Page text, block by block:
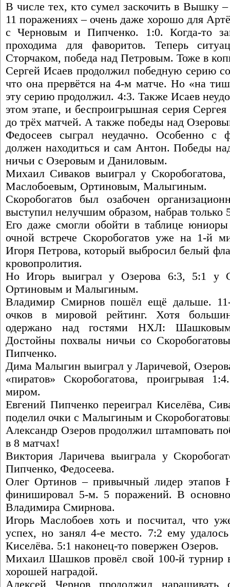
В числе тех, кто сумел заскочить в Вышку
11 поражениях – очень даже хорошо для
с Черновым и Пипченко. 1:0. Когда-то
проходима для фаворитов. Теперь
Сторчаком, победа над Петровым. Тоже в
Сергей Исаев продолжил победную серию
что она прервётся на 4-м матче. Но «на
эту серию продолжил. 4:3. Также Исаев
этом этапе, и беспроигрышная серия
до трёх матчей. А также победы над
Федосеев сыграл неудачно. Особенно с
должен находиться и сам Антон. Победы
ничьи с Озеровым и Даниловым.
Михаил Сиваков выиграл у
Маслобоевым, Ортиновым, Малыгиным.
Скоробогатов был озабочен
выступил нелучшим образом, набрав только
Его даже смогли обойти в таблице
очной встрече Скоробогатов уже на 1-й
Игоря Петрова, который выбросил белый
кровопролития.
Но Игорь выиграл у Озерова 6:3, 5:1 у
Ортиновым и Малыгиным.
Владимир Смирнов пошёл ещё дальше.
очков в мировой рейтинг. Хотя
одержано над гостями НХЛ:
Достойны похвалы ничьи со
Пипченко.
Дима Малыгин выиграл у Ларичевой,
«пиратов» Скоробогатова, проигрывая
миром.
Евгений Пипченко переиграл Киселёва,
поделил очки с Малыгиным и
Александр Озеров продолжил штамповать
в 8 матчах!
Виктория Ларичева выиграла у
Пипченко, Федосеева.
Олег Ортинов – привычный лидер
финишировал 5-м. 5 поражений. В
Владимира Смирнова.
Игорь Маслобоев хоть и посчитал, что
успех, но занял 4-е место. 7:2 ему удалось
Киселёва. 5:1 наконец-то повержен Озеров.
Михаил Шашков провёл свой 100-й турнир
хорошей наградой.
Алексей Чернов продолжил наращивать